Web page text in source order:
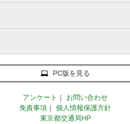
PC版を見る
アンケート ｜
お問い合わせ
免責事項 ｜
個人情報保護方針
東京都交通局HP